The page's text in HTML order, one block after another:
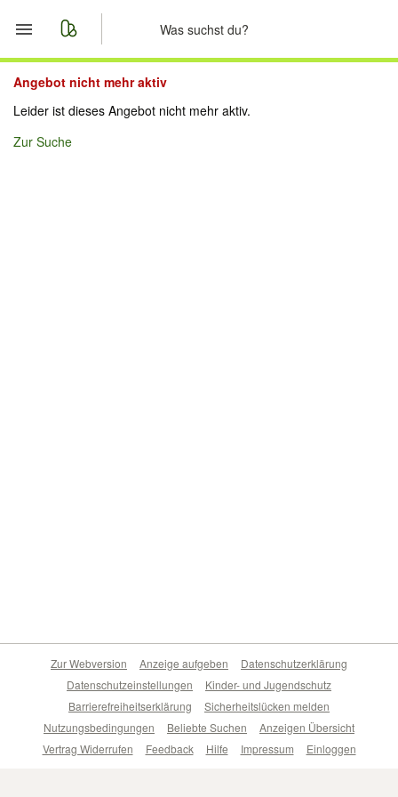
Start
Angebot nicht mehr aktiv
Leider ist dieses Angebot nicht mehr aktiv.
Zur Suche
Zur Webversion Anzeige aufgeben
Datenschutzerklärung
Datenschutzeinstellungen
Kinder- und Jugendschutz
Barrierefreiheitserklärung
Sicherheitslücken melden
Nutzungsbedingungen
Beliebte Suchen
Anzeigen Übersicht
Vertrag Widerrufen
Feedback Hilfe Impressum Einloggen